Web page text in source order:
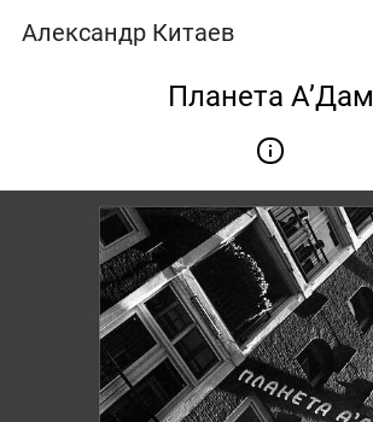
Александр Китаев
Планета А’Дам